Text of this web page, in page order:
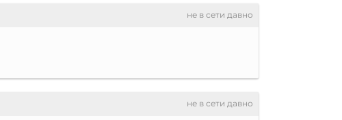
не в сети давно
не в сети давно